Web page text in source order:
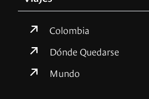
Colombia
Dónde Quedarse
Mundo